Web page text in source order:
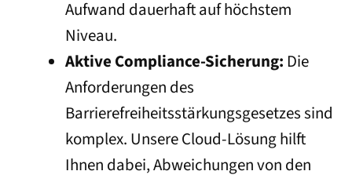
Aufwand dauerhaft auf höchstem
Niveau.
Aktive Compliance-Sicherung: Die
Anforderungen des
Barrierefreiheitsstärkungsgesetzes sind
komplex. Unsere Cloud-Lösung hilft
Ihnen dabei, Abweichungen von den